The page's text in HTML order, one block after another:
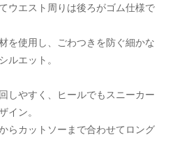
ウエスト周りは後ろがゴム仕様で
を使用し、ごわつきを防ぐ細かな
ルエット。
しやすく、ヒールでもスニーカー
イン。
らカットソーまで合わせてロング